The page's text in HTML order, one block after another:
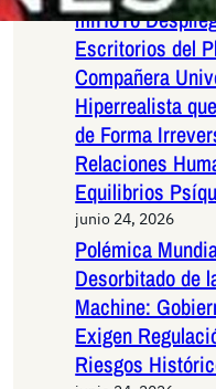
miHoYo
Escritorios del
Compañera
Hiperrealista
de Forma
Relaciones
Equilibrios
junio 24, 2026
Polémica
Desorbitado de
Machine:
Exigen
Riesgos